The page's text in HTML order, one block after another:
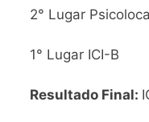
2° Lugar
1° Lugar ICI-B
Resultado Final: